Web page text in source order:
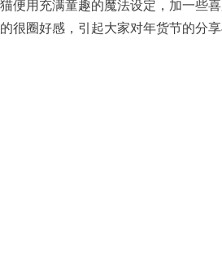
便用充满童趣的魔法设定，加一些
很圈好感，引起大家对年货节的分